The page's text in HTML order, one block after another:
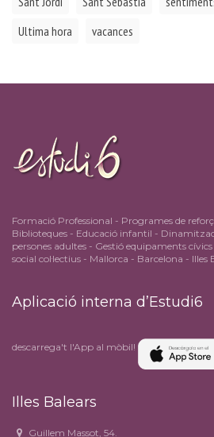
Ultima hora
vacances
Formació Professional - Programes de
Biblioteques - Educació infantil -
persones adultes - Gestió equipaments
social col·lectius - Mallorca - Barcelona -
Aplicació interna d’Estudi6
descarrega't l'App al mòbil!
Illes Balears
Guillem Massot, 54.